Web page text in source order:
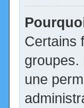
Certains
groupes.
une